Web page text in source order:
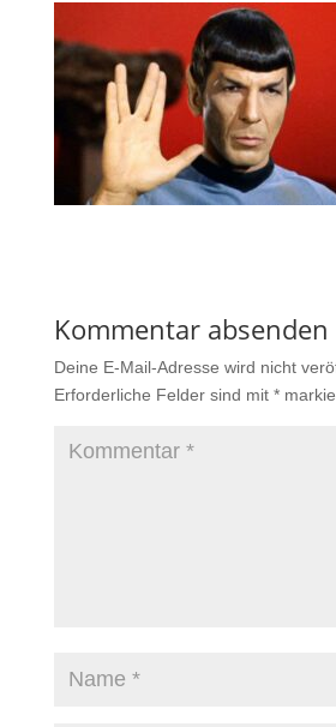
Kommentar absenden
Deine E-Mail-Adresse wird nicht
Erforderliche Felder sind mit *